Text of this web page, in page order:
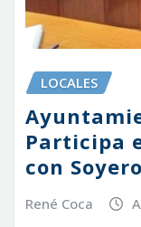
LOCALES
Participa
con
René Coca